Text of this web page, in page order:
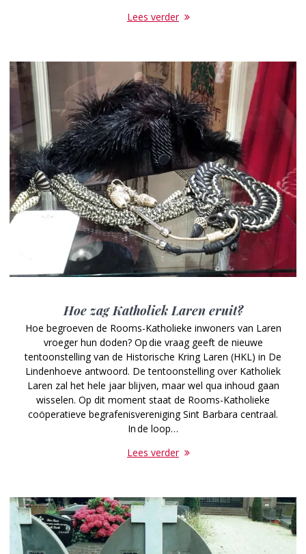
Lees verder
Hoe zag Katholiek Laren eruit?
Hoe begroeven de Rooms-Katholieke inwoners van Laren
vroeger hun doden? Op die vraag geeft de nieuwe
tentoonstelling van de Historische Kring Laren (HKL) in De
Lindenhoeve antwoord. De tentoonstelling over Katholiek
Laren zal het hele jaar blijven, maar wel qua inhoud gaan
wisselen. Op dit moment staat de Rooms-Katholieke
coöperatieve begrafenisvereniging Sint Barbara centraal.
In de loop…
Lees verder